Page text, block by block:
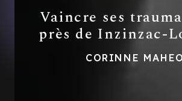
Vaincre ses
près de Inzinzac-
CORINNE MAHEO